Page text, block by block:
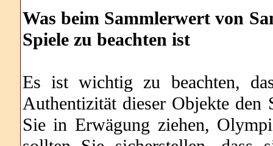
Was beim Sammlerwert von
Spiele zu beachten ist
Es ist wichtig zu beachten,
Authentizität dieser Objekte den
Sie in Erwägung ziehen,